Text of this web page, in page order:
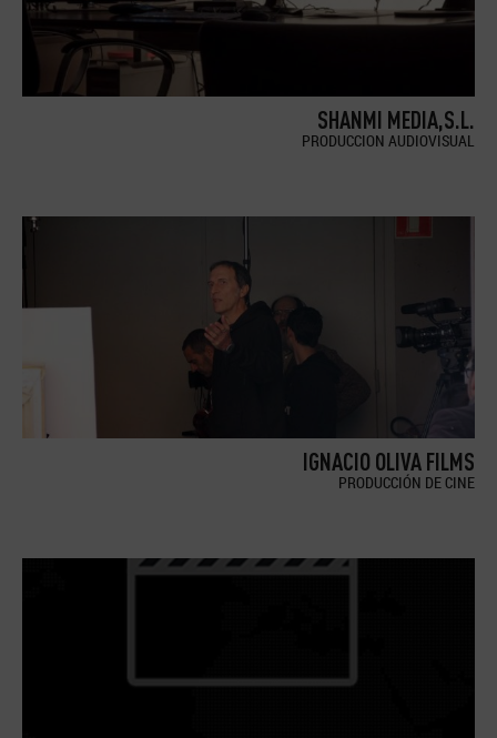
SHANMI MEDIA,S.L.
PRODUCCION AUDIOVISUAL
IGNACIO OLIVA FILMS
PRODUCCIÓN DE CINE